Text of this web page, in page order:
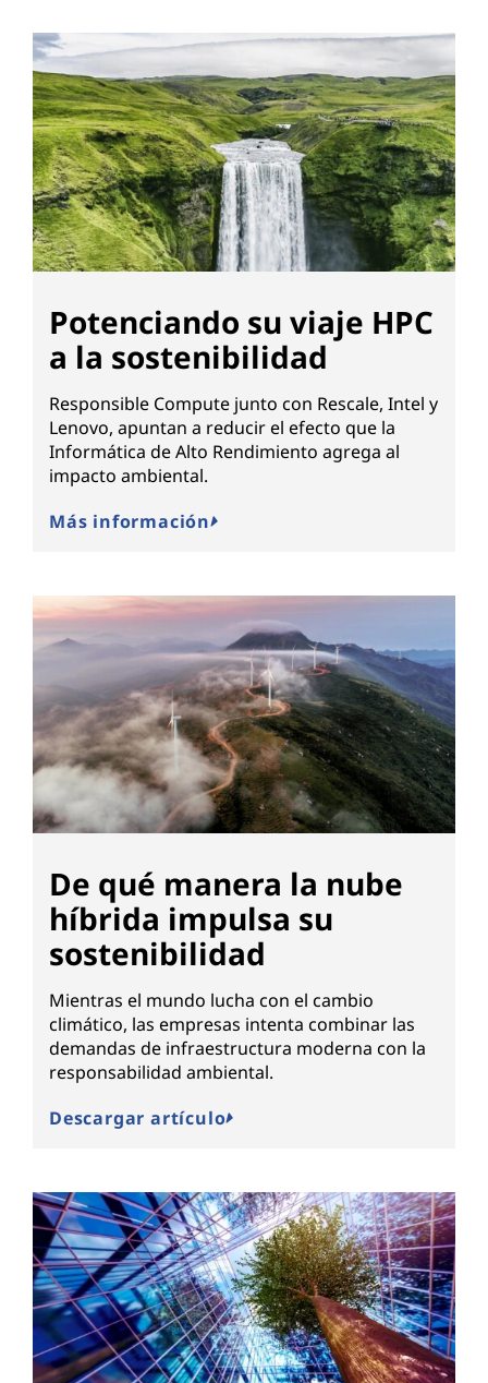
Potenciando su viaje HPC
a la sostenibilidad
Responsible Compute junto con Rescale, Intel y
Lenovo, apuntan a reducir el efecto que la
Informática de Alto Rendimiento agrega al
impacto ambiental.
Más información
De qué manera la nube
híbrida impulsa su
sostenibilidad
Mientras el mundo lucha con el cambio
climático, las empresas intenta combinar las
demandas de infraestructura moderna con la
responsabilidad ambiental.
Descargar artículo